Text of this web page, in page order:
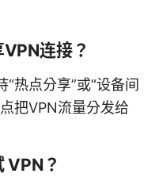
连接？
热点分享”或“设备间
把VPN流量分发给
VPN？